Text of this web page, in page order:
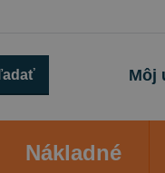
Môj
Nákladné